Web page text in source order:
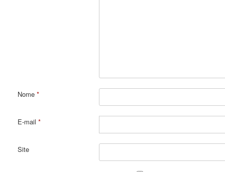
Nome *
E-mail *
Site